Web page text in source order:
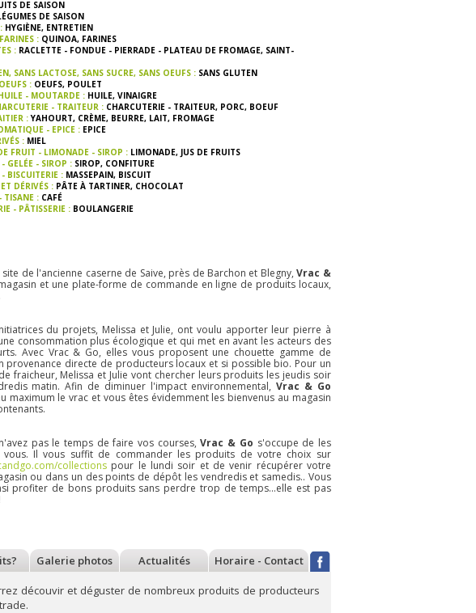
pois, deux
Située sur la route
du Condroz, près
Nandrin,Deux
pois, deux
mesures est une
d'hygiène et
d'entretien.
Conscientes de
l'impact n&ea
Bienvenue aux Goffard Sisters :
Dans leur atelier de
Liège,les Goffard
Sistersproduisent
artisanalement
différentes gammes
et une gamme un
peu plus sp&
En savoir plus
Bienvenue à Pipaillon :
En savoir plus
DE SAISON
DE SAISON
HYGIÈNE,ENTRETIEN
: QUINOA,FARINES
: RACLETTE - FONDUE - PIERRADE - PLATEAU DE FROMAGE,SAINT-
SANS LACTOSE, SANS SUCRE, SANS OEUFS : SANS GLUTEN
: OEUFS,POULET
- MOUTARDE : HUILE,VINAIGRE
- TRAITEUR : CHARCUTERIE - TRAITEUR,PORC,BOEUF
:YAHOURT,CRÈME,BEURRE,LAIT,FROMAGE
- EPICE : EPICE
: MIEL
FRUIT - LIMONADE - SIROP : LIMONADE,JUS DE FRUITS
GELÉE - SIROP : SIROP,CONFITURE
BISCUITERIE : MASSEPAIN,BISCUIT
DÉRIVÉS : PÂTE À TARTINER,CHOCOLAT
TISANE : CAFÉ
- PÂTISSERIE : BOULANGERIE
site de l'ancienne caserne de Saive, près de Barchon et Blegny,Vrac &
et une plate-forme de commande en ligne de produits locaux,
du projets, Melissa et Julie, ont voulu apporter leur pierre à
consommation plus écologique et qui met en avant les acteurs des
Avec Vrac & Go, elles vous proposent une chouette gamme de
provenance directe de producteurs locaux et si possible bio. Pour un
fraicheur, Melissa et Julie vont chercher leurs produits les jeudis soir
matin. Afin de diminuer l'impact environnemental,Vrac & Go
maximum le vrac et vous êtes évidemment les bienvenus au magasin
pas le temps de faire vos courses,Vrac & Go s'occupe de les
Il vous suffit de commander les produits de votre choix sur
collectionspour le lundi soir et de venir récupérer votre
ou dans un des points de dépôt les vendredis et samedis.. Vous
profiter de bons produits sans perdre trop de temps...elle est pas
Galerie photos Actualités Horaire - Contact
découvir et déguster de nombreux produits de producteurs